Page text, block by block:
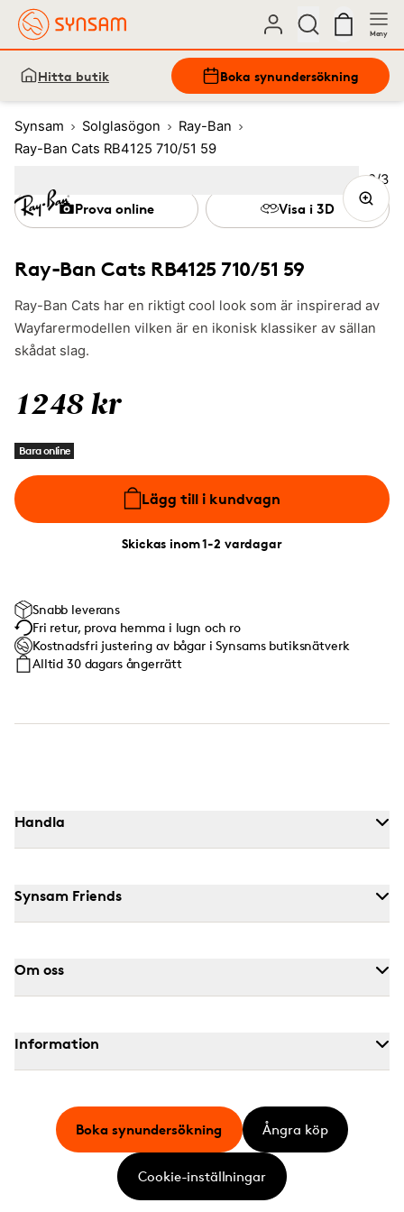
Meny
Hitta butik Boka synundersökning
Synsam Solglasögon
Ray-Ban
Ray-Ban Cats RB4125 710/51 59
Ray-Ban Cats RB4125 710/51 59
Ray-Ban Cats har en riktigt cool look som är inspirerad av
Wayfarermodellen vilken är en ikonisk klassiker av sällan
skådat slag.
1248 kr
Bara online
Lägg till i kundvagn
Skickas inom 1-2 vardagar
Prova online Visa i 3D
Snabb leverans
Fri retur, prova hemma i lugn och ro
Kostnadsfri justering av bågar i Synsams butiksnätverk
Alltid 30 dagars ångerrätt
Bild
2/3
3
Handla
Synsam Friends
Om oss
Information
Boka synundersökning Ångra köp
Cookie-inställningar